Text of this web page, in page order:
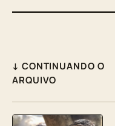
↓ CONTINUANDO O
ARQUIVO